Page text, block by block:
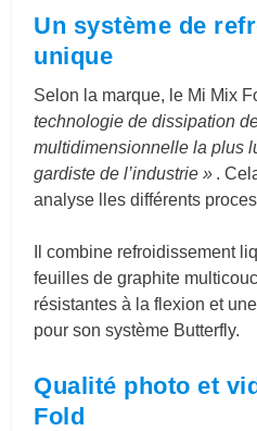
Un système de
unique
Selon la marque, le Mi Mix
technologie de dissipation
multidimensionnelle la plus
gardiste de l’industrie » .
analyse lles différents
Il combine refroidissement
feuilles de graphite
résistantes à la flexion et
pour son système Butterfly.
Qualité photo et
Fold